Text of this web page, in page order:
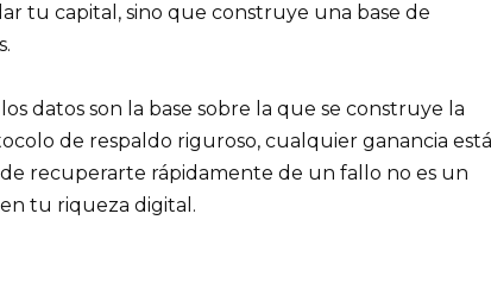
tu capital, sino que construye una base de
datos son la base sobre la que se construye la
de respaldo riguroso, cualquier ganancia está
recuperarte rápidamente de un fallo no es un
tu riqueza digital.